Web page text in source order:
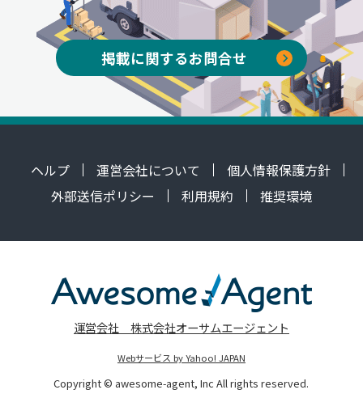
掲載に関するお問合せ
ヘルプ 運営会社について
個人情報保護方針
外部送信ポリシー
利用規約 推奨環境
運営会社 株式会社オーサムエージェント
Webサービス by Yahoo! JAPAN
Copyright © awesome-agent, Inc All rights reserved.